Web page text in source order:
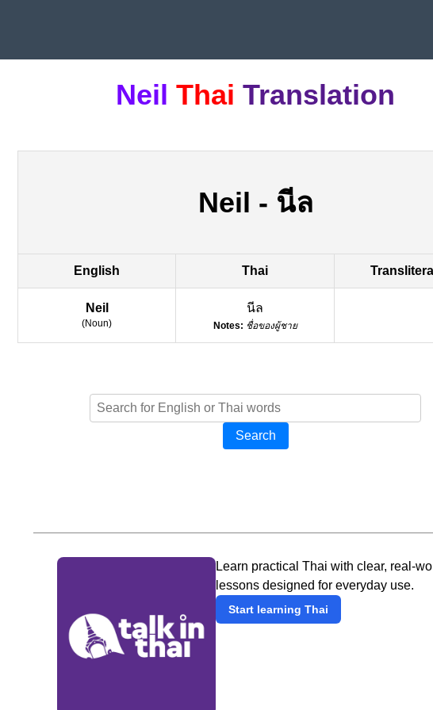
Neil Thai Translation
Neil - นีล
English Thai
Neil
(Noun)
นีล
Notes: ชื่อของผู้ชาย
Search
Learn practical Thai with clear, real-
lessons designed for everyday use.
Start learning Thai